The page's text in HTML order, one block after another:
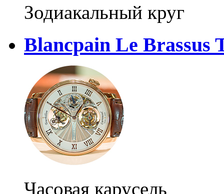
Зодиакальный круг
Blancpain Le Brassus
Часовая карусель